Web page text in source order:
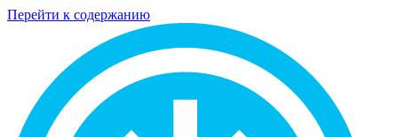
Перейти к содержанию